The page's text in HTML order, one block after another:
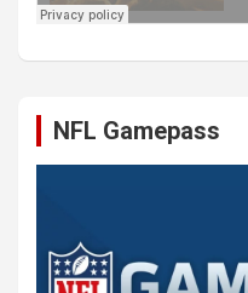
NFL Gamepass